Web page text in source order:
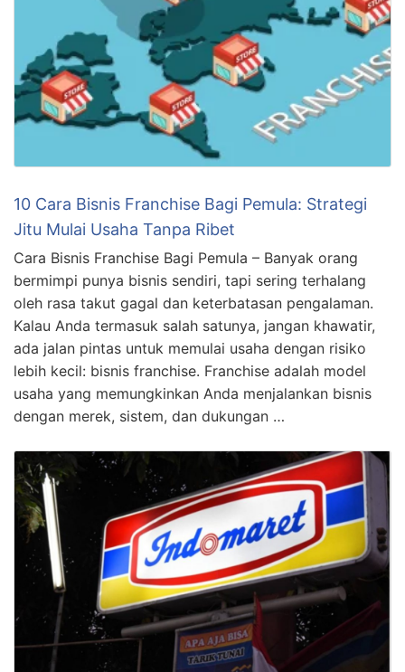
10 Cara Bisnis Franchise Bagi Pemula: Strategi
Jitu Mulai Usaha Tanpa Ribet
Cara Bisnis Franchise Bagi Pemula – Banyak orang
bermimpi punya bisnis sendiri, tapi sering terhalang
oleh rasa takut gagal dan keterbatasan pengalaman.
Kalau Anda termasuk salah satunya, jangan khawatir,
ada jalan pintas untuk memulai usaha dengan risiko
lebih kecil: bisnis franchise. Franchise adalah model
usaha yang memungkinkan Anda menjalankan bisnis
dengan merek, sistem, dan dukungan …